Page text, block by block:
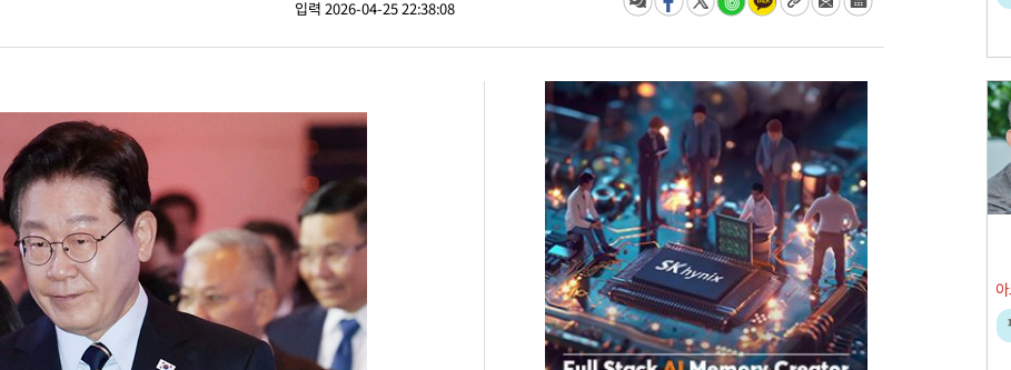
입력 2026-04-25 22:38:08
아